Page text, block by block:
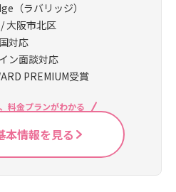
（ラバリッジ）
大阪市北区
対応
ン面談対応
PREMIUM受賞
料金プランがわかる
本情報を見る